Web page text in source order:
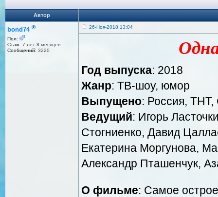
Автор
bond74 ®
Пол:
Стаж: 7 лет 8 месяцев
Сообщений: 3220
26-Ноя-2018 13:04
Год выпуска: 2018
Жанр: ТВ-шоу, юмор
Выпущено: Россия,
Ведущий: Игорь
Стогниенко, Давид
Екатерина Моргунова,
Александр Пташенчук,
О фильме: Самое